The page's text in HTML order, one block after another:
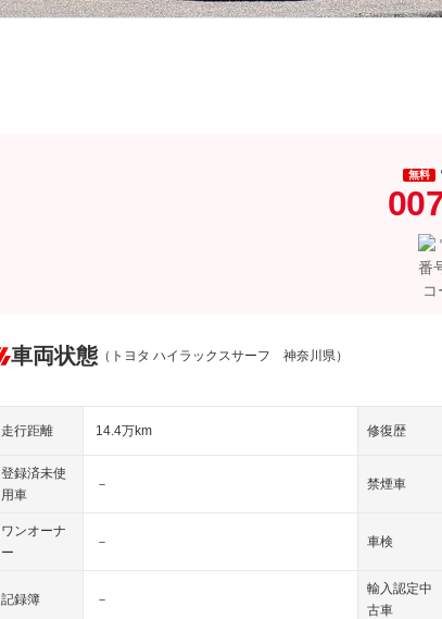
無料
車両状態 （トヨタ ハイラックスサーフ 神奈川県）
走行距離 14.4万km 修復歴
登録済未使
用車
－ 禁煙車
ワンオーナ
ー
－ 車検
記録簿 －
輸入認定中
古車